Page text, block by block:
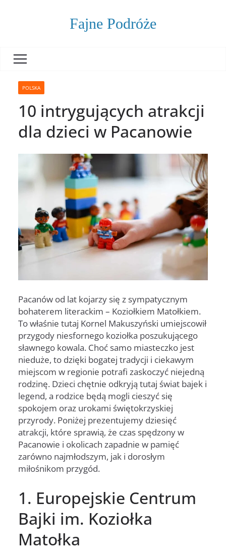
Fajne Podróże
POLSKA
10 intrygujących atrakcji
dla dzieci w Pacanowie
Pacanów od lat kojarzy się z sympatycznym
bohaterem literackim – Koziołkiem Matołkiem.
To właśnie tutaj Kornel Makuszyński umiejscowił
przygody niesfornego koziołka poszukującego
sławnego kowala. Choć samo miasteczko jest
nieduże, to dzięki bogatej tradycji i ciekawym
miejscom w regionie potrafi zaskoczyć niejedną
rodzinę. Dzieci chętnie odkryją tutaj świat bajek i
legend, a rodzice będą mogli cieszyć się
spokojem oraz urokami świętokrzyskiej
przyrody. Poniżej prezentujemy dziesięć
atrakcji, które sprawią, że czas spędzony w
Pacanowie i okolicach zapadnie w pamięć
zarówno najmłodszym, jak i dorosłym
miłośnikom przygód.
1. Europejskie Centrum
Bajki im. Koziołka
Matołka